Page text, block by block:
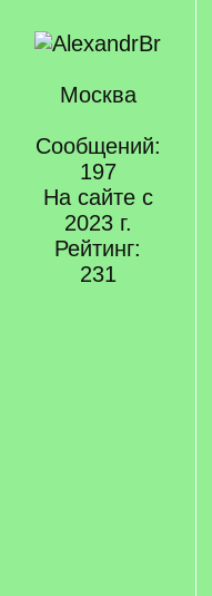
Москва
Сообщений:
197
На сайте с
2023 г.
Рейтинг:
231